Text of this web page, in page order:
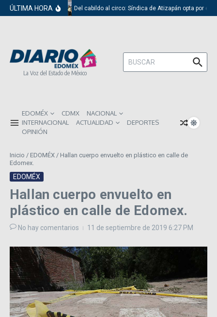
Saltar al contenido
ÚLTIMA HORA Del cabildo al circo: Síndica de Atizapán opta por el
La Voz del Estado de México
Buscar:
EDOMÉX CDMX
NACIONAL
INTERNACIONAL
ACTUALIDAD
DEPORTES
OPINIÓN
Inicio / EDOMÉX / Hallan cuerpo envuelto en plástico en calle de
Edomex.
EDOMÉX
Hallan cuerpo envuelto en
plástico en calle de Edomex.
No hay comentarios 11 de septiembre de 2019 6:27 PM